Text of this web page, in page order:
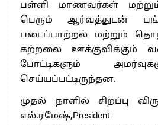
பள்ளி மாணவர்கள்
பெரும் ஆர்வத்துடன்
படைப்பாற்றல் மற்றும்
கற்றலை ஊக்குவிக்கும்
போட்டிகளும்
செய்யப்பட்டிருந்தன.
முதல் நாளில் சிறப்பு